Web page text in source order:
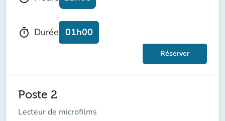
timer Durée 01h00
Réserver
Poste 2
Lecteur de microfilms